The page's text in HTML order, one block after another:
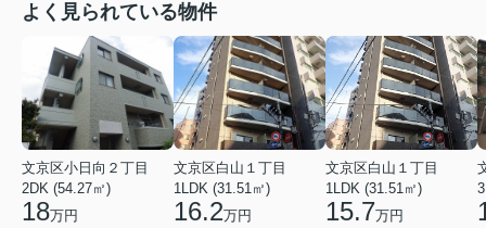
よく見られている物件
文京区小日向２丁目
2DK (54.27㎡)
18万円
文京区白山１丁目
1LDK (31.51㎡)
16.2万円
文京区白山１丁目
1LDK (31.51㎡)
15.7万円